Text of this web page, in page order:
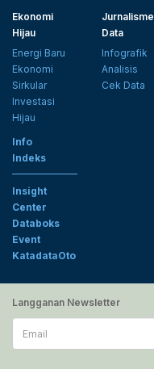
Ekonomi
Hijau
Energi Baru
Ekonomi
Sirkular
Investasi
Hijau
Jurnalisme
Data
Infografik
Analisis
Cek Data
Info
Indeks
Insight
Center
Databoks
Event
KatadataOto
Langganan Newsletter
Email